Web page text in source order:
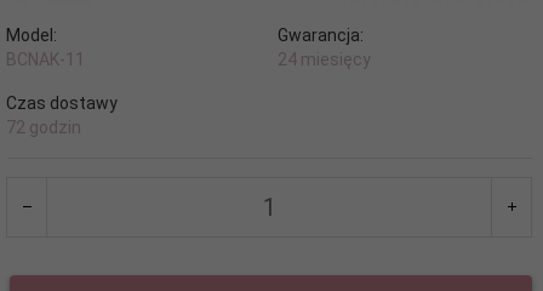
Model:
BCNAK-11
Gwarancja:
24 miesięcy
Czas dostawy
72 godzin